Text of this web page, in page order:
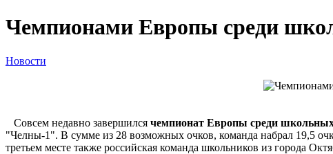
Чемпионами Европы среди
Новости
Совсем недавно завершился чемпионат Европы среди
"Челны-1". В сумме из 28 возможных очков, команда набрал 19,5
третьем месте также российская команда школьников из города